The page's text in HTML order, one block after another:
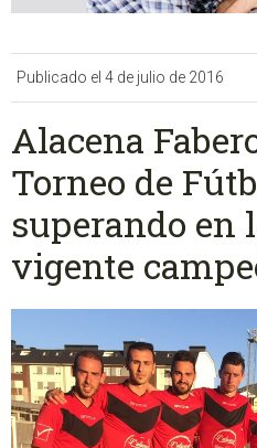
Publicado el 4 de julio de 2016
Alacena
Torneo de
superando en
vigente